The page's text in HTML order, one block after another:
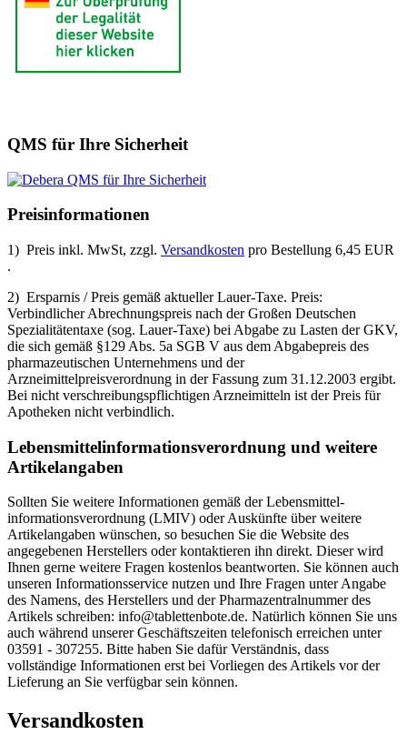
QMS für Ihre Sicherheit
Preisinformationen
1) Preis inkl. MwSt, zzgl. Versandkosten pro Bestellung 6,45 EUR
.
2) Ersparnis / Preis gemäß aktueller Lauer-Taxe. Preis:
Verbindlicher Abrechnungspreis nach der Großen Deutschen
Spezialitätentaxe (sog. Lauer-Taxe) bei Abgabe zu Lasten der GKV,
die sich gemäß §129 Abs. 5a SGB V aus dem Abgabepreis des
pharmazeutischen Unternehmens und der
Arzneimittelpreisverordnung in der Fassung zum 31.12.2003 ergibt.
Bei nicht verschreibungspflichtigen Arzneimitteln ist der Preis für
Apotheken nicht verbindlich.
Lebensmittel­informations­verordnung und weitere
Artikelangaben
Sollten Sie weitere Informationen gemäß der Lebensmittel­
informations­verordnung (LMIV) oder Auskünfte über weitere
Artikelangaben wünschen, so besuchen Sie die Website des
angegebenen Herstellers oder kontaktieren ihn direkt. Dieser wird
Ihnen gerne weitere Fragen kostenlos beantworten. Sie können auch
unseren Informationsservice nutzen und Ihre Fragen unter Angabe
des Namens, des Herstellers und der Pharmazentralnummer des
Artikels schreiben: info@tablettenbote.de. Natürlich können Sie uns
auch während unserer Geschäftszeiten telefonisch erreichen unter
03591 - 307255. Bitte haben Sie dafür Verständnis, dass
vollständige Informationen erst bei Vorliegen des Artikels vor der
Lieferung an Sie verfügbar sein können.
Versandkosten